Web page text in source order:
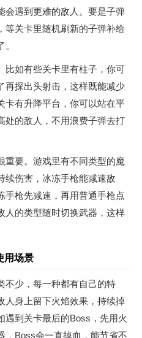
会遇到更难的敌人。要是子弹
等关卡里随机刷新的子弹补给
比如有些关卡里有柱子，你可
再探出头射击，这样既能减少
卡有升降平台，你可以站在平
处的敌人，不用浪费子弹去打
重要。游戏里有不同类型的魔
续伤害，冰冻手枪能减速敌
手枪先减速，再用普通手枪点
人的类型随时切换武器，这样
用场景
不少，每一种都有自己的特
人身上留下火焰效果，持续掉
遇到关卡最后的Boss，先用火
，Boss会一直掉血，能节省不